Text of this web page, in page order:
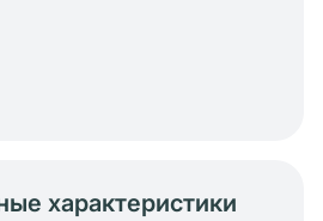
характеристики